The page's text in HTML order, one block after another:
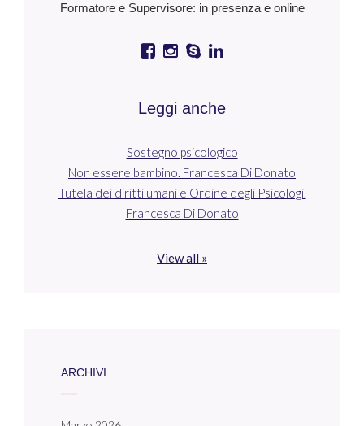
Formatore e Supervisore: in presenza e online
Leggi anche
Sostegno psicologico
Non essere bambino. Francesca Di Donato
Tutela dei diritti umani e Ordine degli Psicologi.
Francesca Di Donato
View all »
ARCHIVI